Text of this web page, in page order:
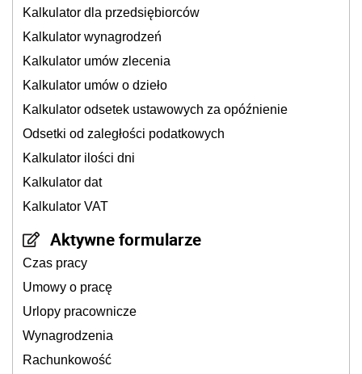
Kalkulator dla przedsiębiorców
Kalkulator wynagrodzeń
Kalkulator umów zlecenia
Kalkulator umów o dzieło
Kalkulator odsetek ustawowych za opóźnienie
Odsetki od zaległości podatkowych
Kalkulator ilości dni
Kalkulator dat
Kalkulator VAT
Aktywne formularze
Czas pracy
Umowy o pracę
Urlopy pracownicze
Wynagrodzenia
Rachunkowość